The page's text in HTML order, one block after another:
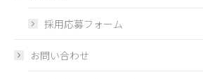
採用応募フォーム
お問い合わせ